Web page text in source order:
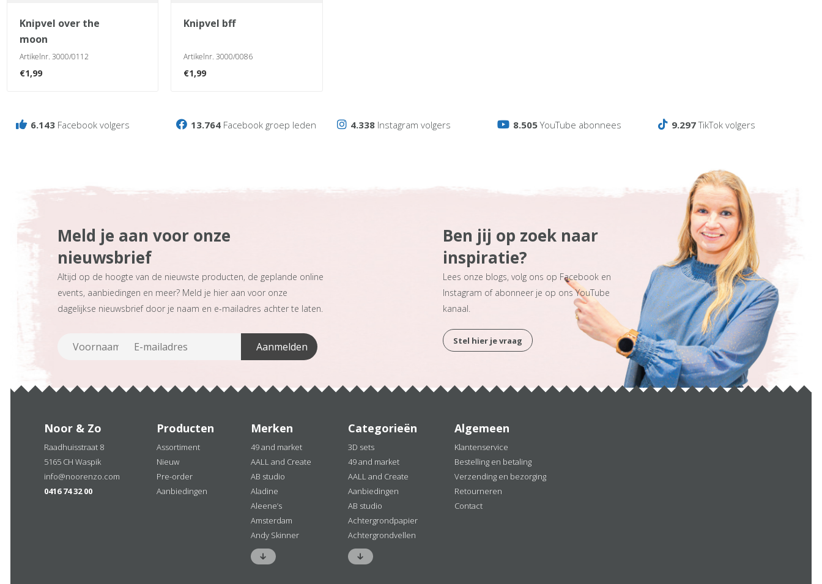
knipvel over the
moon
Artikelnr. 3000/0112
€1,99
knipvel bff
Artikelnr. 3000/0086
€1,99
6.143 Facebook volgers 13.764 Facebook groep leden 4.338Instagram volgers 8.505YouTube abonnees 9.297TikTok volgers
Meld je aan voor onze
nieuwsbrief
Altijd op de hoogte van de nieuwste producten, de geplande online
events, aanbiedingen en meer? Meld je hier aan voor onze
dagelijkse nieuwsbrief door je naam en e-mailadres achter te laten.
Ben jij op zoek naar
inspiratie?
Lees onze blogs, volg ons op Facebook en
Instagram of abonneer je op ons YouTube
kanaal.
Stel hier je vraag
Noor & Zo
Raadhuisstraat 8
5165 CH Waspik
info@noorenzo.com
0416 74 32 00
Producten
Assortiment
Nieuw
Pre-order
Aanbiedingen
Merken
49 and market
AALL and Create
AB studio
Aladine
Aleene’s
Amsterdam
Andy Skinner
Categorieën
3D sets
49 and market
AALL and Create
Aanbiedingen
AB studio
Achtergrondpapier
Achtergrondvellen
Algemeen
Klantenservice
Bestelling en betaling
Verzending en bezorging
Retourneren
Contact